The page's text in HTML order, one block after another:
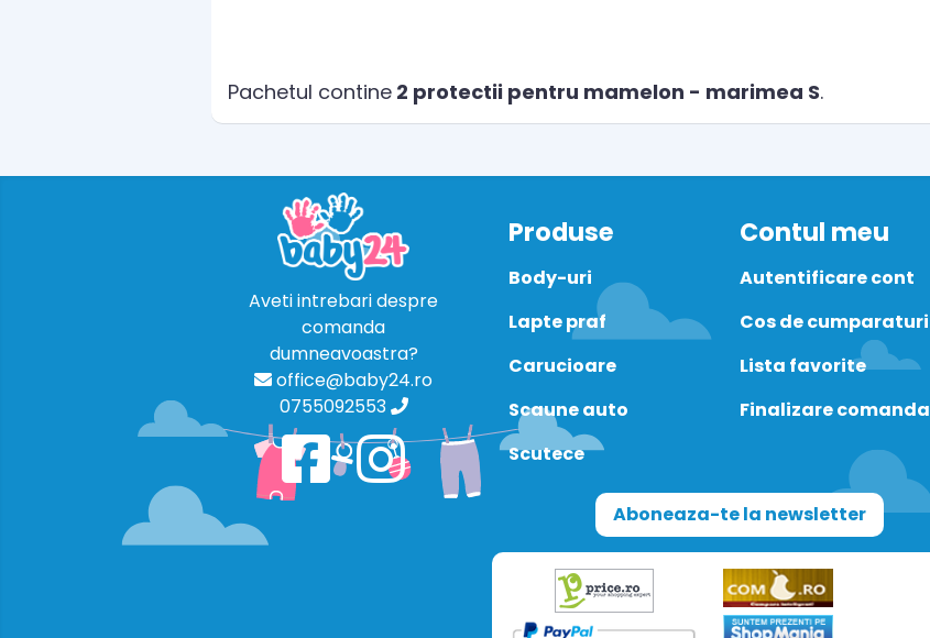
Pachetul contine 2 protectii pentru mamelon - marimea S.
Aveti intrebari despre
comanda
dumneavoastra?
office@baby24.ro
0755092553
Produse
Body-uri
Lapte praf
Carucioare
Scaune auto
Scutece
Contul meu
Autentificare cont
Cos de cumparaturi
Lista favorite
Finalizare comanda
Aboneaza-te la newsletter